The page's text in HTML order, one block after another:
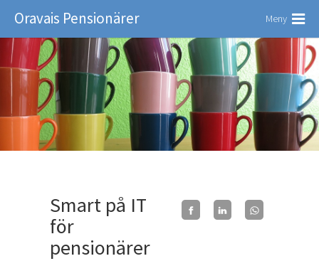
Oravais Pensionärer Meny
Smart på IT
för
pensionärer